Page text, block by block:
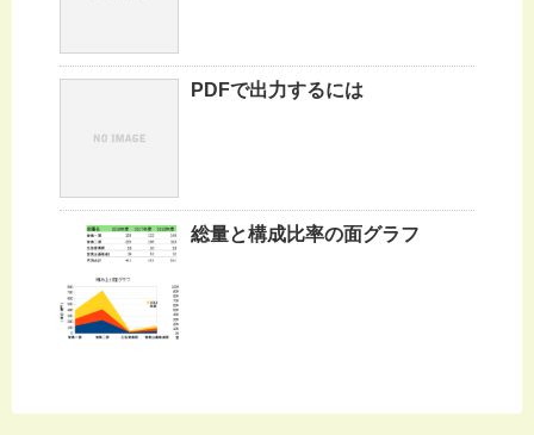
PDFで出力するには
総量と構成比率の面グラフ